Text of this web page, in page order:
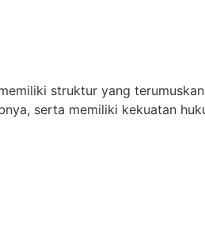
struktur yang
serta memiliki kekuatan